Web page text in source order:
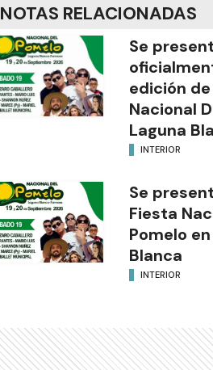
NOTAS RELACIONADAS
Se
edición
Nacional
Laguna
INTERIOR
Se
Fiesta
Pomelo
Blanca
INTERIOR